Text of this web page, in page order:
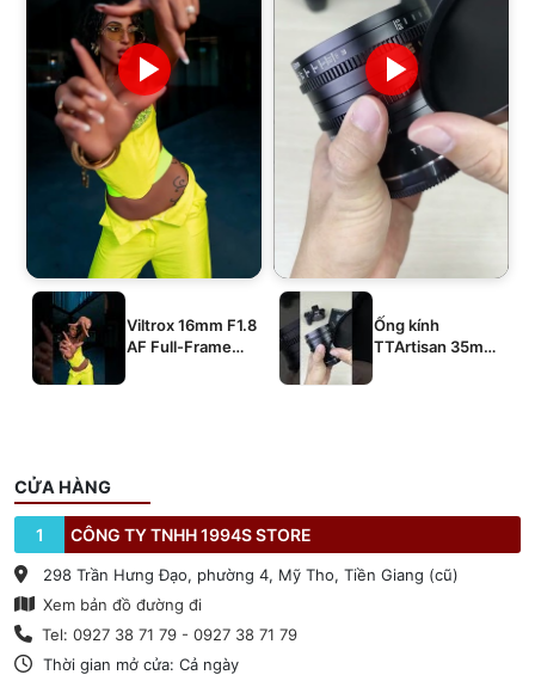
Viltrox 16mm F1.8
AF Full-Frame
Ống kính
TTArtisan 35mm
CỬA HÀNG
1 CÔNG TY TNHH 1994S STORE
298 Trần Hưng Đạo, phường 4, Mỹ Tho, Tiền Giang (cũ)
Xem bản đồ đường đi
Tel: 0927 38 71 79 - 0927 38 71 79
Thời gian mở cửa: Cả ngày